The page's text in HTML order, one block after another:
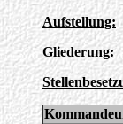
Aufstellung:
Gliederung: